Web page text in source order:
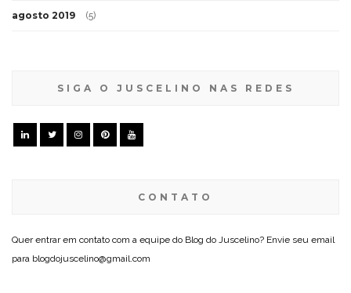
agosto 2019 (5)
SIGA O JUSCELINO NAS REDES
CONTATO
Quer entrar em contato com a equipe do Blog do Juscelino? Envie seu email
para blogdojuscelino@gmail.com